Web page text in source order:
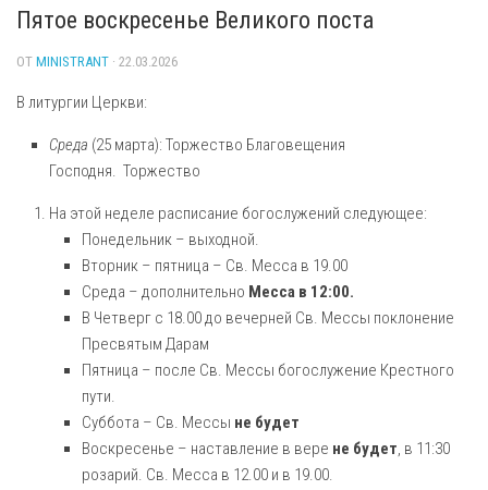
Пятое воскресенье Великого поста
ОТ MINISTRANT · 22.03.2026
В литургии Церкви:
Среда (25 марта): Торжество Благовещения
Господня. Торжество
На этой неделе расписание богослужений следующее:
Понедельник – выходной.
Вторник – пятница – Св. Месса в 19.00
Среда – дополнительно Месса в 12:00.
В Четверг с 18.00 до вечерней Св. Мессы поклонение
Пресвятым Дарам
Пятница – после Св. Мессы богослужение Крестного
пути.
Суббота – Св. Мессы не будет
Воскресенье – наставление в вере не будет, в 11:30
розарий. Св. Месса в 12.00 и в 19.00.